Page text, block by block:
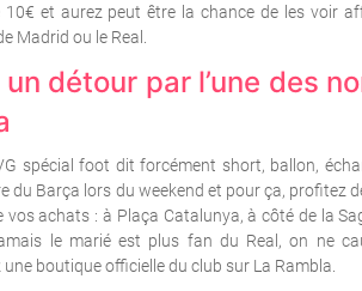
10€ et aurez peut être la chance de les voir
Madrid ou le Real.
un détour par l’une des
spécial foot dit forcément short, ballon,
du Barça lors du weekend et pour ça, profitez
vos achats : à Plaça Catalunya, à côté de la
le marié est plus fan du Real, on ne
boutique officielle du club sur La Rambla.